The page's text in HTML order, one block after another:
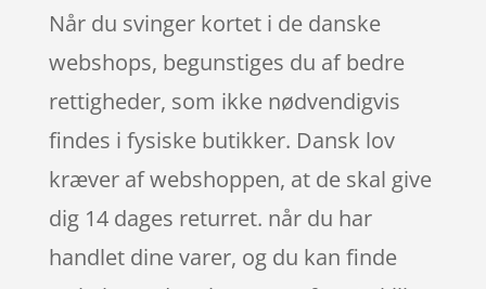
Når du svinger kortet i de danske
webshops, begunstiges du af bedre
rettigheder, som ikke nødvendigvis
findes i fysiske butikker. Dansk lov
kræver af webshoppen, at de skal give
dig 14 dages returret. når du har
handlet dine varer, og du kan finde